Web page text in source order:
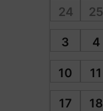
24 25
3 4
10 11
17 18